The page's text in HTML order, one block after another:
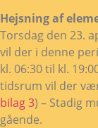
Hejsning af
Torsdag den 23.
vil der i denne
kl. 06:30 til kl.
tidsrum vil der
bilag 3) – Stadig
gående.